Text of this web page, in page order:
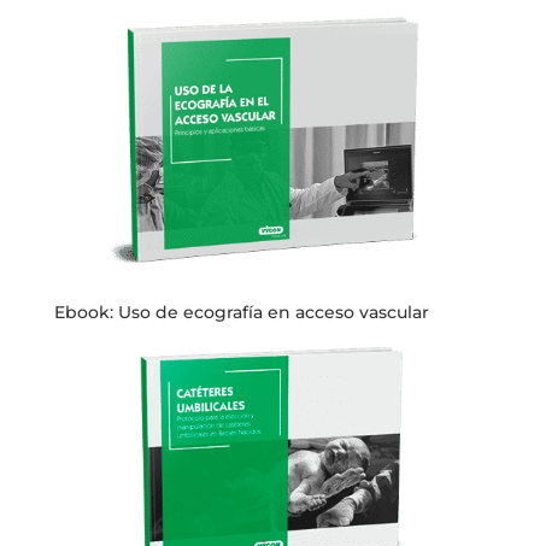
Ebook: Uso de ecografía en acceso vascular